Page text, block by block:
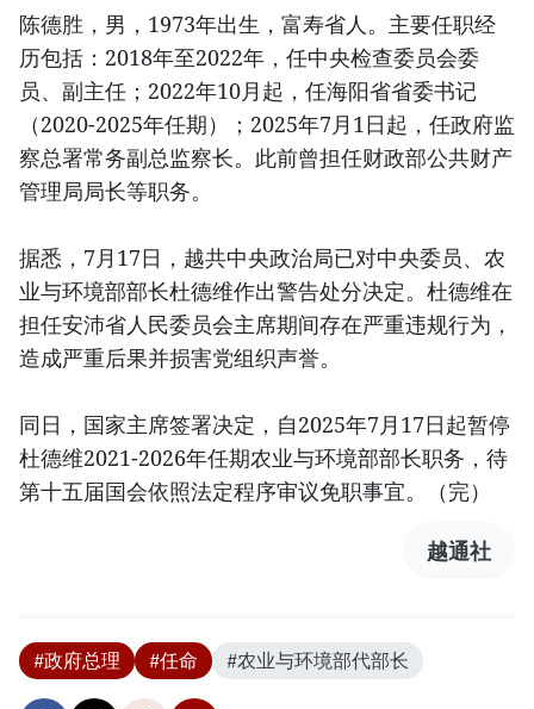
陈德胜，男，1973年出生，富寿省人。主要任职经
历包括：2018年至2022年，任中央检查委员会委
员、副主任；2022年10月起，任海阳省省委书记
（2020-2025年任期）；2025年7月1日起，任政府监
察总署常务副总监察长。此前曾担任财政部公共财产
管理局局长等职务。
据悉，7月17日，越共中央政治局已对中央委员、农
业与环境部部长杜德维作出警告处分决定。杜德维在
担任安沛省人民委员会主席期间存在严重违规行为，
造成严重后果并损害党组织声誉。
同日，国家主席签署决定，自2025年7月17日起暂停
杜德维2021-2026年任期农业与环境部部长职务，待
第十五届国会依照法定程序审议免职事宜。（完）
越通社
#政府总理 #任命 #农业与环境部代部长